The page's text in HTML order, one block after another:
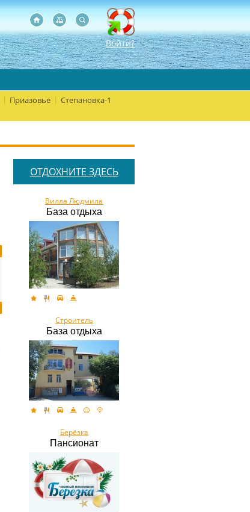
Войти?
Приазовье Степановка-1
ОТДОХНИТЕ ЗДЕСЬ
Вилла Людмила
База отдыха
Строитель
База отдыха
Берёзка
Пансионат